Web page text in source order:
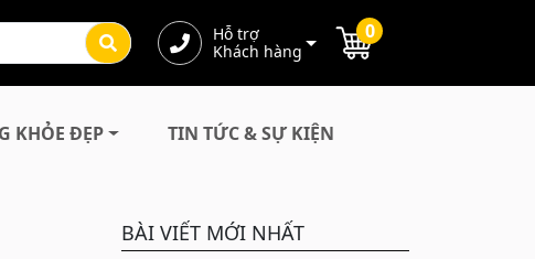
Hỗ trợ
Khách hàng
0
KHỎE ĐẸP TIN TỨC & SỰ KIỆN
BÀI VIẾT MỚI NHẤT